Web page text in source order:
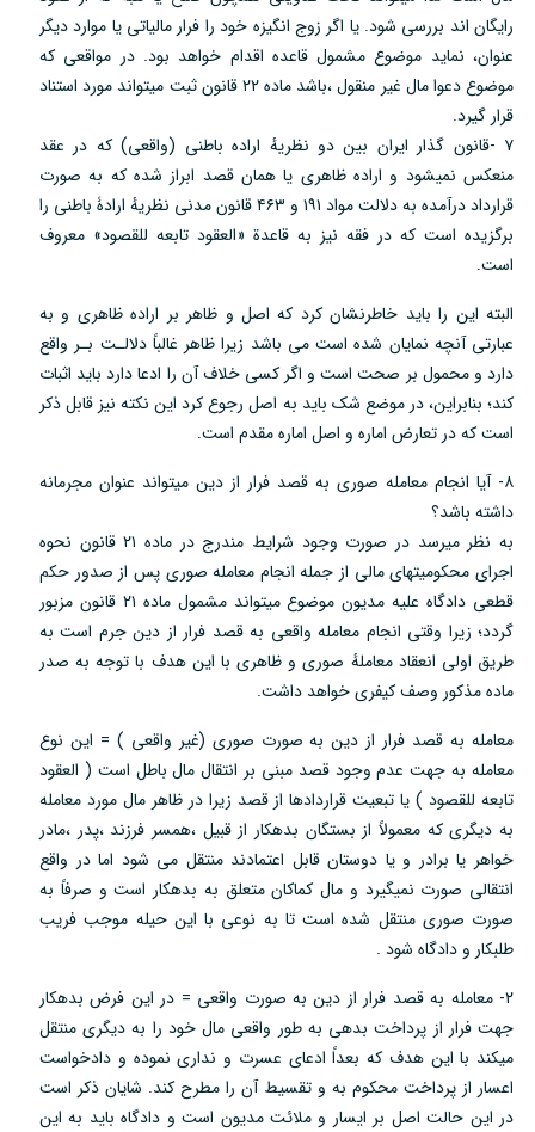
رایگان اند بررسی شود. یا اگر زوج انگیزه خود را فرار مالیاتی یا موارد دیگر
عنوان، نماید موضوع مشمول قاعده اقدام خواهد بود. در مواقعی که
موضوع دعوا مال غیر منقول ،باشد ماده ۲۲ قانون ثبت میتواند مورد استناد
قرار گیرد.
۷ -قانون گذار ایران بین دو نظریهٔ اراده باطنی (واقعی) که در عقد
منعکس نمیشود و اراده ظاهری یا همان قصد ابراز شده که به صورت
قرارداد درآمده به دلالت مواد ۱۹۱ و ۴۶۳ قانون مدنی نظریهٔ ارادۀ باطنی را
برگزیده است که در فقه نیز به قاعدة «العقود تابعه للقصود» معروف
است.
البته این را باید خاطرنشان کرد که اصل و ظاهر بر اراده ظاهری و به
عبارتی آنچه نمایان شده است می باشد زیرا ظاهر غالباً دلالـت بـر واقع
دارد و محمول بر صحت است و اگر کسی خلاف آن را ادعا دارد باید اثبات
کند؛ بنابراین، در موضع شک باید به اصل رجوع کرد این نکته نیز قابل ذکر
است که در تعارض اماره و اصل اماره مقدم است.
۸- آیا انجام معامله صوری به قصد فرار از دین میتواند عنوان مجرمانه
داشته باشد؟
به نظر میرسد در صورت وجود شرایط مندرج در ماده ۲۱ قانون نحوه
اجرای محکومیتهای مالی از جمله انجام معامله صوری پس از صدور حکم
قطعی دادگاه علیه مدیون موضوع میتواند مشمول ماده ۲۱ قانون مزبور
گردد؛ زیرا وقتی انجام معامله واقعی به قصد فرار از دین جرم است به
طریق اولی انعقاد معاملهٔ صوری و ظاهری با این هدف با توجه به صدر
ماده مذکور وصف کیفری خواهد داشت.
معامله به قصد فرار از دین به صورت صوری (غیر واقعی ) = این نوع
معامله به جهت عدم وجود قصد مبنی بر انتقال مال باطل است ( العقود
تابعه للقصود ) یا تبعیت قراردادها از قصد زیرا در ظاهر مال مورد معامله
به دیگری که معمولاً از بستگان بدهکار از قبیل ،همسر فرزند ،پدر ،مادر
خواهر یا برادر و یا دوستان قابل اعتمادند منتقل می شود اما در واقع
انتقالی صورت نمیگیرد و مال کماکان متعلق به بدهکار است و صرفاً به
صورت صوری منتقل شده است تا به نوعی با این حیله موجب فریب
طلبکار و دادگاه شود .
۲- معامله به قصد فرار از دین به صورت واقعی = در این فرض بدهکار
جهت فرار از پرداخت بدهی به طور واقعی مال خود را به دیگری منتقل
میکند با این هدف که بعداً ادعای عسرت و نداری نموده و دادخواست
اعسار از پرداخت محکوم به و تقسیط آن را مطرح کند. شایان ذکر است
در این حالت اصل بر ایسار و ملائت مدیون است و دادگاه باید به این